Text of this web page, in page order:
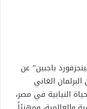
باجبين” عن
الغاني
النيابية في مصر،